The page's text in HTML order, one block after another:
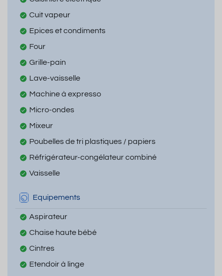
Cuit vapeur
Epices et condiments
Four
Grille-pain
Lave-vaisselle
Machine à expresso
Micro-ondes
Mixeur
Poubelles de tri plastiques / papiers
Réfrigérateur-congélateur combiné
Vaisselle
Equipements
Aspirateur
Chaise haute bébé
Cintres
Etendoir à linge